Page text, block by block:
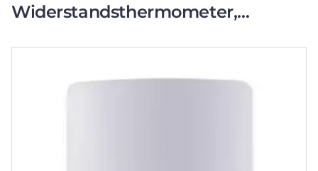
Widerstandsthermometer,